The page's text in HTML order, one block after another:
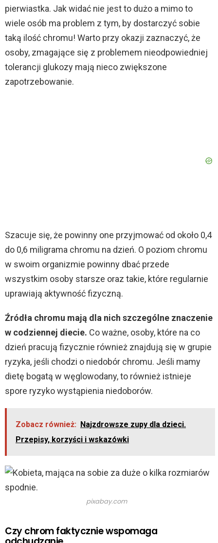
pierwiastka. Jak widać nie jest to dużo a mimo to
wiele osób ma problem z tym, by dostarczyć sobie
taką ilość chromu! Warto przy okazji zaznaczyć, że
osoby, zmagające się z problemem nieodpowiedniej
tolerancji glukozy mają nieco zwiększone
zapotrzebowanie.
Szacuje się, że powinny one przyjmować od około 0,4
do 0,6 miligrama chromu na dzień. O poziom chromu
w swoim organizmie powinny dbać przede
wszystkim osoby starsze oraz takie, które regularnie
uprawiają aktywność fizyczną.
Źródła chromu mają dla nich szczególne znaczenie
w codziennej diecie. Co ważne, osoby, które na co
dzień pracują fizycznie również znajdują się w grupie
ryzyka, jeśli chodzi o niedobór chromu. Jeśli mamy
dietę bogatą w węglowodany, to również istnieje
spore ryzyko wystąpienia niedoborów.
Zobacz również: Najzdrowsze zupy dla dzieci.
Przepisy, korzyści i wskazówki
pixabay.com
Czy chrom faktycznie wspomaga